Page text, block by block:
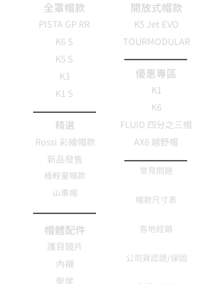
全罩帽款
PISTA GP RR
K6 S
K5 S
K3
K1 S
精選
Rossi 彩繪帽款
新品發售
極輕量帽款
山車帽
帽體配件
護目鏡片
內襯
壓尾
開放式帽款
K5 Jet EVO
TOURMODULAR
優惠專區
K1
K6
FLUID 四分之三帽
AX8 越野帽
常見問題
帽款尺寸表
各地經銷
公司貨認證/保固